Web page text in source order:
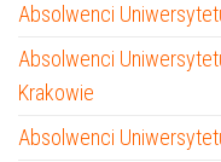
Absolwenci
Absolwenci
Krakowie
Absolwenci